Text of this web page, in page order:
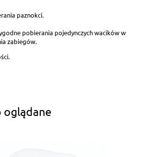
paznokci.
pobierania pojedynczych wacików w
zabiegów.
oglądane